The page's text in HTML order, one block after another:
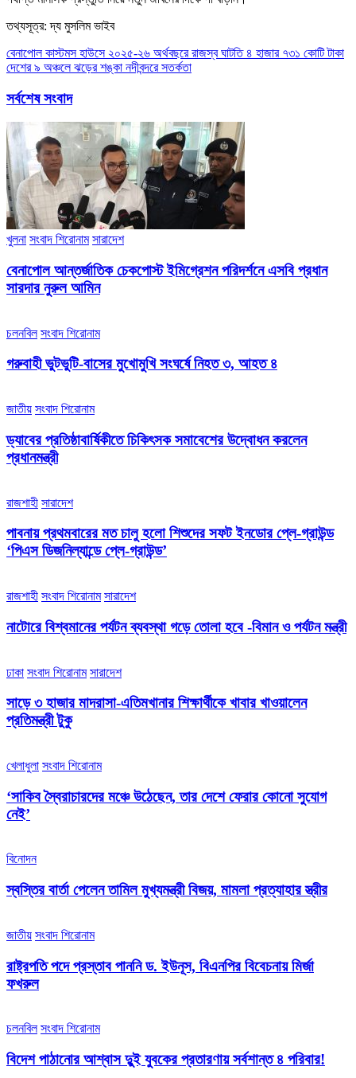
তথ্যসূত্র: দ্য মুসলিম ভাইব
Post
navigation
বেনাপোল কাস্টমস হাউসে ২০২৫-২৬ অর্থবছরে রাজস্ব ঘাটতি ৪ হাজার ৭৩১ কোটি টাকা
দেশের ৯ অঞ্চলে ঝড়ের শঙ্কা নদীবন্দরে সতর্কতা
সর্বশেষ সংবাদ
খুলনা সংবাদ শিরোনাম সারাদেশ
বেনাপোল আন্তর্জাতিক চেকপোস্ট ইমিগ্রেশন পরিদর্শনে এসবি প্রধান
সারদার নুরুল আমিন
চলনবিল সংবাদ শিরোনাম
গরুবাহী ভুটভুটি-বাসের মুখোমুখি সংঘর্ষে নিহত ৩, আহত ৪
জাতীয় সংবাদ শিরোনাম
ড্যাবের প্রতিষ্ঠাবার্ষিকীতে চিকিৎসক সমাবেশের উদ্বোধন করলেন
প্রধানমন্ত্রী
রাজশাহী সারাদেশ
পাবনায় প্রথমবারের মত চালু হলো শিশুদের সফট ইনডোর প্লে-গ্রাউন্ড
‘পিএস ডিজনিল্যান্ডে প্লে-গ্রাউন্ড’
রাজশাহী সংবাদ শিরোনাম সারাদেশ
নাটোরে বিশ্বমানের পর্যটন ব্যবস্থা গড়ে তোলা হবে -বিমান ও পর্যটন মন্ত্রী
ঢাকা সংবাদ শিরোনাম সারাদেশ
সাড়ে ৩ হাজার মাদরাসা-এতিমখানার শিক্ষার্থীকে খাবার খাওয়ালেন
প্রতিমন্ত্রী টুকু
খেলাধুলা সংবাদ শিরোনাম
‘সাকিব স্বৈরাচারদের মঞ্চে উঠেছেন, তার দেশে ফেরার কোনো সুযোগ
নেই’
বিনোদন
স্বস্তির বার্তা পেলেন তামিল মুখ্যমন্ত্রী বিজয়, মামলা প্রত্যাহার স্ত্রীর
জাতীয় সংবাদ শিরোনাম
রাষ্ট্রপতি পদে প্রস্তাব পাননি ড. ইউনূস, বিএনপির বিবেচনায় মির্জা
ফখরুল
চলনবিল সংবাদ শিরোনাম
বিদেশ পাঠানোর আশ্বাস দুুই যুবকের প্রতারণায় সর্বশান্ত ৪ পরিবার!